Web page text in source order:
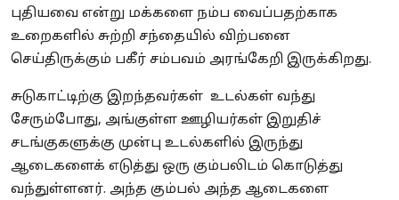
புதியவை என்று மக்களை நம்ப வைப்பதற்காக
உறைகளில் சுற்றி சந்தையில் விற்பனை
செய்திருக்கும் பகீர் சம்பவம் அரங்கேறி இருக்கிறது.
சுடுகாட்டிற்கு இறந்தவர்கள் உடல்கள் வந்து
சேரும்போது, அங்குள்ள ஊழியர்கள் இறுதிச்
சடங்குகளுக்கு முன்பு உடல்களில் இருந்து
ஆடைகளைக் எடுத்து ஒரு கும்பலிடம் கொடுத்து
வந்துள்ளனர். அந்த கும்பல் அந்த ஆடைகளை